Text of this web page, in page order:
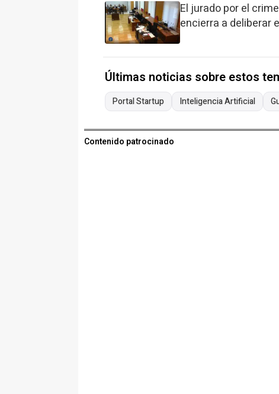
El jurado por el
encierra a deliberar
Últimas noticias sobre estos
Portal Startup Inteligencia Artificial
Contenido patrocinado